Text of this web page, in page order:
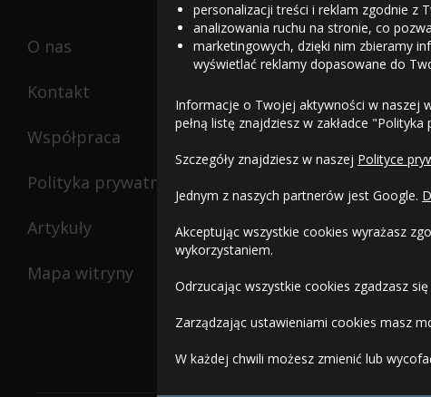
personalizacji treści i reklam zgodnie z
analizowania ruchu na stronie, co
marketingowych, dzięki nim zbieramy
wyświetlać reklamy dopasowane do
Informacje o Twojej aktywności w naszej
pełną listę znajdziesz w zakładce "Polityka
Szczegóły znajdziesz w naszej Polityce
Jednym z naszych partnerów jest Google.
Akceptując wszystkie cookies wyrażasz
wykorzystaniem.
Odrzucając wszystkie cookies zgadzasz
Zarządzając ustawieniami cookies masz
W każdej chwili możesz zmienić lub
O nas
Kontakt
Współpraca
Polityka prywatności
Artykuły
Mapa witryny